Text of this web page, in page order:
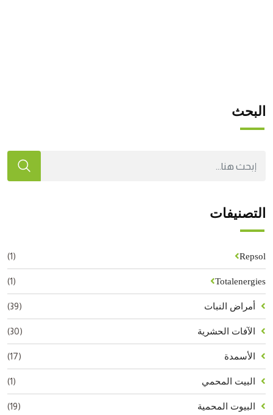
البحث
التصنيفات
Repsol
(1)
Totalenergies
(1)
أمراض النبات (39)
الآفات الحشرية (30)
الأسمدة (17)
البيت المحمي (1)
البيوت المحمية (19)